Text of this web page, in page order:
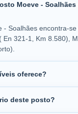
Moeve - Soalhães
- Soalhães encontra-
En 321-1, Km 8.580),
oferece?
deste posto?